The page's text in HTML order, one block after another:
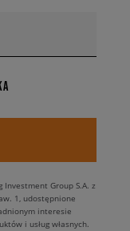
Group S.A. z
1, udostępnione
interesie
i usług własnych.